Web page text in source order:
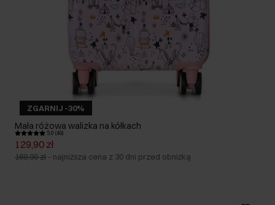
ZGARNIJ -30%
Mała różowa walizka na kółkach
5.0 (49)
129,90 zł
169,90 zł - najniższa cena z 30 dni przed obniżką